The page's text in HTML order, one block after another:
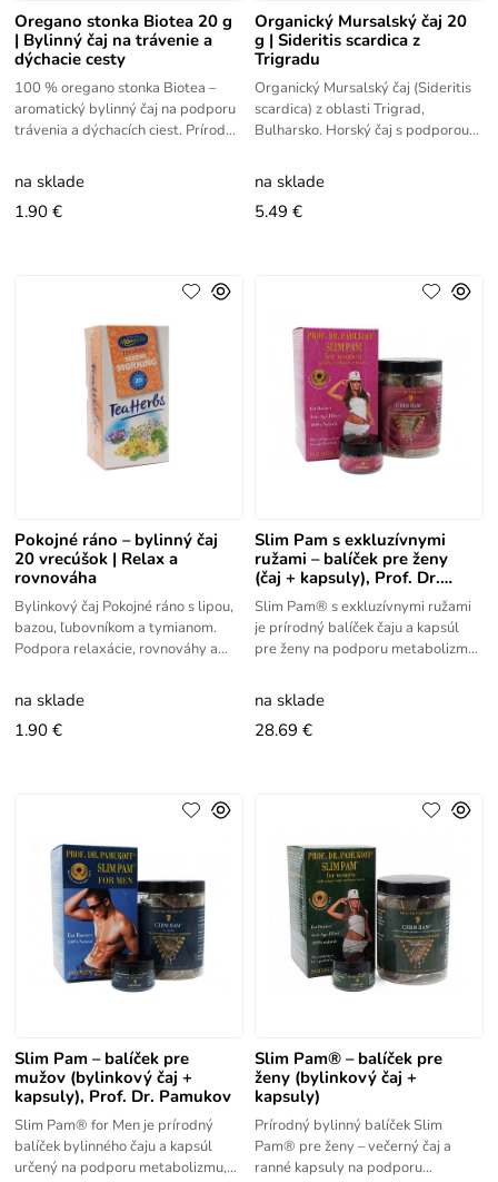
Oregano stonka Biotea 20 g
| Bylinný čaj na trávenie a
dýchacie cesty
100 % oregano stonka Biotea –
aromatický bylinný čaj na podporu
trávenia a dýchacích ciest. Prírodný
na sklade
1.90 €
Organický Mursalský čaj 20
g | Sideritis scardica z
Trigradu
Organický Mursalský čaj (Sideritis
scardica) z oblasti Trigrad,
Bulharsko. Horský čaj s podporou
obranyschopnosti.
na sklade
5.49 €
Pokojné ráno – bylinný čaj
20 vrecúšok | Relax a
rovnováha
Bylinkový čaj Pokojné ráno s lipou,
bazou, ľubovníkom a tymianom.
Podpora relaxácie, rovnováhy a
na sklade
1.90 €
Slim Pam s exkluzívnymi
ružami – balíček pre ženy
(čaj + kapsuly), Prof. Dr.
Pamukov
Slim Pam® s exkluzívnymi ružami
je prírodný balíček čaju a kapsúl
pre ženy na podporu metabolizmu,
zdravom životnom štýle.
na sklade
28.69 €
Slim Pam – balíček pre
mužov (bylinkový čaj +
kapsuly), Prof. Dr. Pamukov
Slim Pam® for Men je prírodný
balíček bylinného čaju a kapsúl
určený na podporu metabolizmu,
Slim Pam® – balíček pre
ženy (bylinkový čaj +
kapsuly)
Prírodný bylinný balíček Slim
Pam® pre ženy – večerný čaj a
ranné kapsuly na podporu